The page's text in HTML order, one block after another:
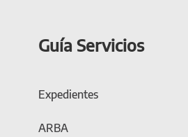
Guía Servicios
Expedientes
ARBA